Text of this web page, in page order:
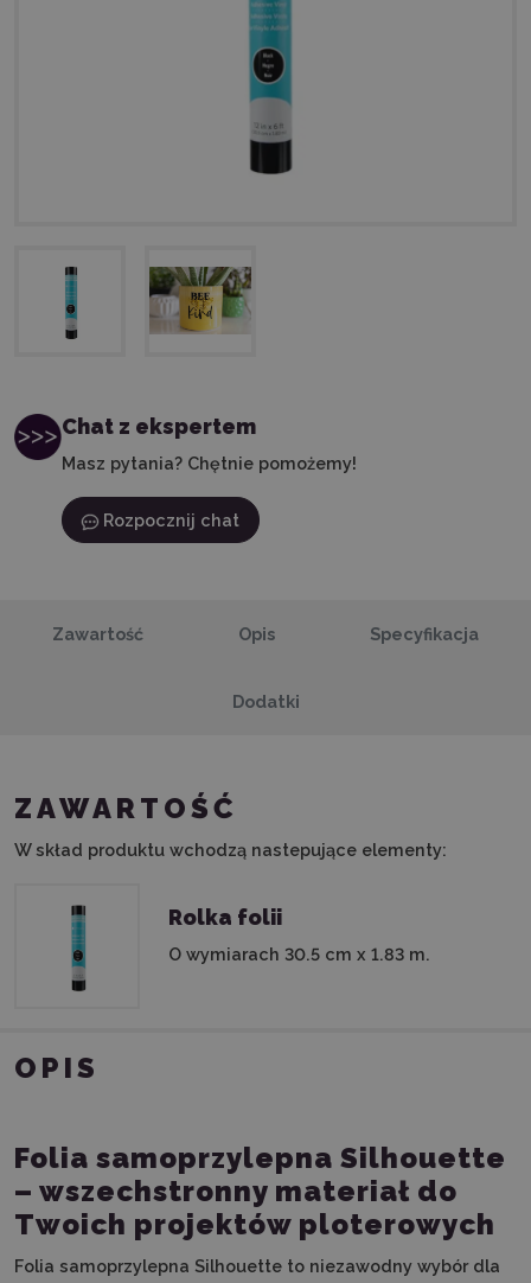
Chat z ekspertem
Masz pytania? Chętnie pomożemy!
Rozpocznij chat
Zawartość Opis Specyfikacja
Dodatki
ZAWARTOŚĆ
W skład produktu wchodzą nastepujące elementy:
Rolka folii
O wymiarach 30.5 cm x 1.83 m.
OPIS
Folia samoprzylepna Silhouette
– wszechstronny materiał do
Twoich projektów ploterowych
Folia samoprzylepna Silhouette to niezawodny wybór dla